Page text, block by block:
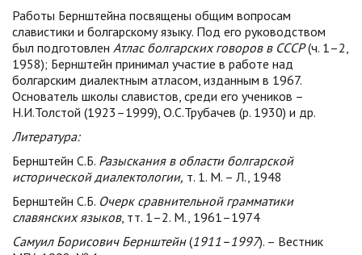
Работы Бернштейна посвящены общим вопросам
славистики и болгарскому языку. Под его руководством
был подготовлен Атлас болгарских говоров в СССР(ч. 1–2,
1958); Бернштейн принимал участие в работе над
болгарским диалектным атласом, изданным в 1967.
Основатель школы славистов, среди его учеников –
Н.И.Толстой (1923–1999), О.С.Трубачев (р. 1930) и др.
Литература:
Бернштейн С.Б. Разыскания в области болгарской
исторической диалектологии, т. 1. М. – Л., 1948
Бернштейн С.Б. Очерк сравнительной грамматики
славянских языков, тт. 1–2. М., 1961–1974
Самуил Борисович Бернштейн(1911–1997). – Вестник